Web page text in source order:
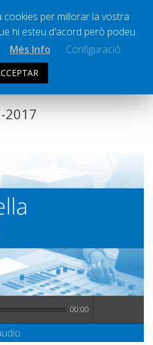
Televisió
2017
00:00
cookies per millorar la vostra
hi esteu d'acord però podeu
Més Info Configuració